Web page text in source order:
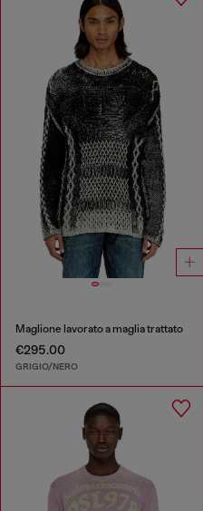
Maglione lavorato a maglia trattato
€295.00
GRIGIO/NERO